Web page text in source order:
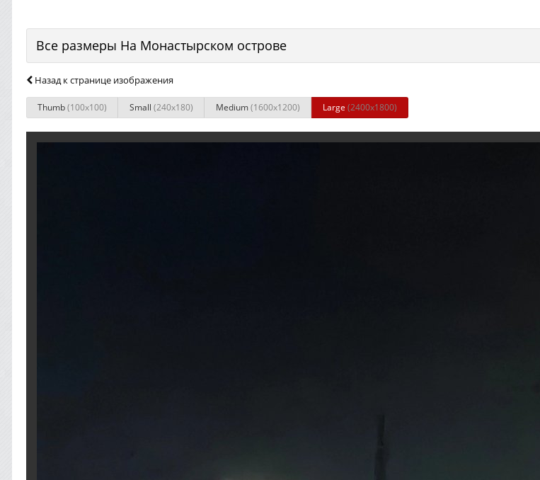
Все размеры На Монастырском острове
Назад к странице изображения
Thumb(100x100) Small (240x180) Medium(1600x1200) Large (2400x1800)